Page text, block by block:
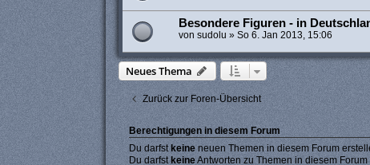
Besondere Figuren - in
von sudolu » So 6. Jan 2013, 15:06
Neues Thema
Zurück zur Foren-Übersicht
Berechtigungen in diesem Forum
Du darfstkeineneuen Themen in diesem Forum
Du darfst keineAntworten zu Themen in diesem Forum